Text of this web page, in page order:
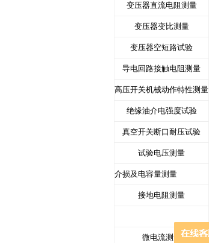
变压器直流电阻测量
变压器变比测量
变压器空短路试验
导电回路接触电阻测量
高压开关机械动作特性测量
绝缘油介电强度试验
真空开关断口耐压试验
试验电压测量
介损及电容量测量
接地电阻测量
微电流测量